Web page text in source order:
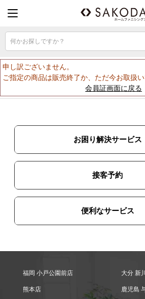
何かお探しですか？
申し訳ございません。
ご指定の商品は販売終了か、ただ今お取扱い
会員証画面に戻る
お困り解決サービス
接客予約
便利なサービス
福岡 小戸公園前店 大分 新
熊本店 鹿児島